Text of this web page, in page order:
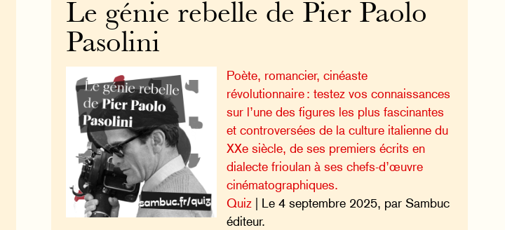
Le génie rebelle de Pier Paolo
Pasolini
Poète, romancier, cinéaste
révolutionnaire : testez vos connaissances
sur l’une des figures les plus fascinantes
et controversées de la culture italienne du
XXe siècle, de ses premiers écrits en
dialecte frioulan à ses chefs-d’œuvre
cinématographiques.
Quiz| Le 4 septembre 2025, par Sambuc
éditeur.